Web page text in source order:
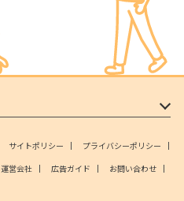
サイトポリシー
プライバシーポリシー
運営会社 広告ガイド
お問い合わせ